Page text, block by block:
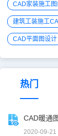
CAD家装施工
建筑工装施工
CAD平面图设计
热门
CAD暖通
2020-09-